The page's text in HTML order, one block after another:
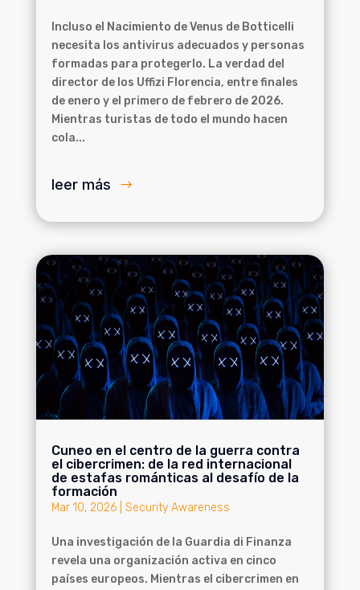
Incluso el Nacimiento de Venus de Botticelli
necesita los antivirus adecuados y personas
formadas para protegerlo. La verdad del
director de los Uffizi Florencia, entre finales
de enero y el primero de febrero de 2026.
Mientras turistas de todo el mundo hacen
cola...
leer más
Cuneo en el centro de la guerra contra
el cibercrimen: de la red internacional
de estafas románticas al desafío de la
formación
Mar 10, 2026| Security Awareness
Una investigación de la Guardia di Finanza
revela una organización activa en cinco
países europeos. Mientras el cibercrimen en